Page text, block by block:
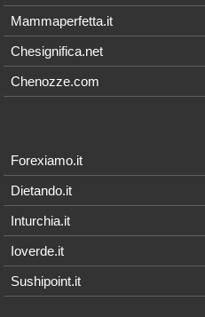
Mammaperfetta.it
Chesignifica.net
Chenozze.com
Forexiamo.it
Dietando.it
Inturchia.it
Ioverde.it
Sushipoint.it